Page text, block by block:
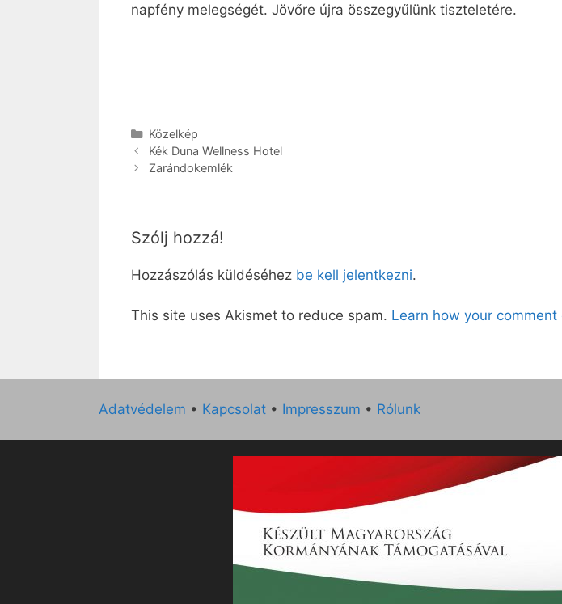
napfény melegségét. Jövőre újra összegyűlünk tiszteletére.
Kategória
Közelkép
Kék Duna Wellness Hotel
Zarándokemlék
Szólj hozzá!
Hozzászólás küldéséhez be kell jelentkezni.
This site uses Akismet to reduce spam. Learn how your
Adatvédelem • Kapcsolat • Impresszum • Rólunk